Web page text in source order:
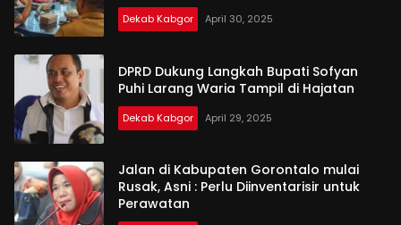
Dekab Kabgor April 30, 2025
DPRD Dukung Langkah Bupati Sofyan
Puhi Larang Waria Tampil di Hajatan
Dekab Kabgor April 29, 2025
Jalan di Kabupaten Gorontalo mulai
Rusak, Asni : Perlu Diinventarisir untuk
Perawatan